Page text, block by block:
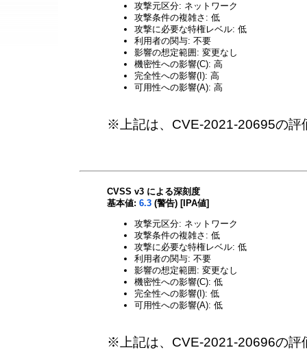
攻撃元区分: ネットワーク
攻撃条件の複雑さ: 低
攻撃に必要な特権レベル: 低
利用者の関与: 不要
影響の想定範囲: 変更なし
機密性への影響(C): 高
完全性への影響(I): 高
可用性への影響(A): 高
※上記は、CVE-2021-20695の評
CVSS v3 による深刻度
基本値: 6.3 (警告) [IPA値]
攻撃元区分: ネットワーク
攻撃条件の複雑さ: 低
攻撃に必要な特権レベル: 低
利用者の関与: 不要
影響の想定範囲: 変更なし
機密性への影響(C): 低
完全性への影響(I): 低
可用性への影響(A): 低
※上記は、CVE-2021-20696の評